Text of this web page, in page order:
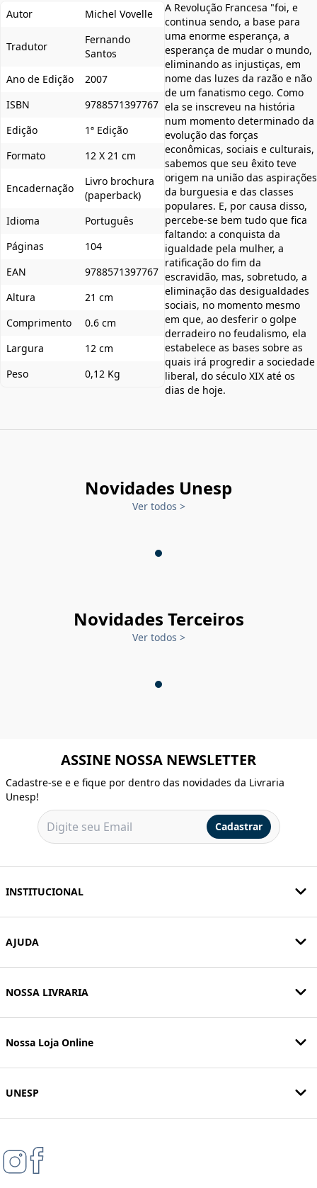
Autor Michel Vovelle
Tradutor
Fernando
Santos
Ano de Edição
2007
ISBN
9788571397767
Edição
1ª Edição
Formato
12 X 21 cm
Encadernação
Livro brochura
(paperback)
Idioma
Português
Páginas
104
EAN
9788571397767
Altura
21 cm
Comprimento
0.6 cm
Largura
12 cm
Peso
0,12 Kg
A Revolução Francesa "foi, e
continua sendo, a base para
uma enorme esperança, a
esperança de mudar o mundo,
eliminando as injustiças, em
nome das luzes da razão e não
de um fanatismo cego. Como
ela se inscreveu na história
num momento determinado da
evolução das forças
econômicas, sociais e culturais,
sabemos que seu êxito teve
origem na união das aspirações
da burguesia e das classes
populares. E, por causa disso,
percebe-se bem tudo que fica
faltando: a conquista da
igualdade pela mulher, a
ratificação do fim da
escravidão, mas, sobretudo, a
eliminação das desigualdades
sociais, no momento mesmo
em que, ao desferir o golpe
derradeiro no feudalismo, ela
estabelece as bases sobre as
quais irá progredir a sociedade
liberal, do século XIX até os
dias de hoje.
Novidades Unesp
Ver todos >
Novidades Terceiros
Ver todos >
ASSINE NOSSA NEWSLETTER
Cadastre-se e e fique por dentro das novidades da Livraria
Unesp!
Cadastrar
INSTITUCIONAL
AJUDA
NOSSA LIVRARIA
Nossa Loja Online
UNESP